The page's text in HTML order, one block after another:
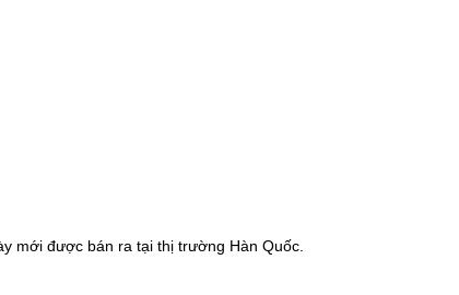
mới được bán ra tại thị trường Hàn Quốc.